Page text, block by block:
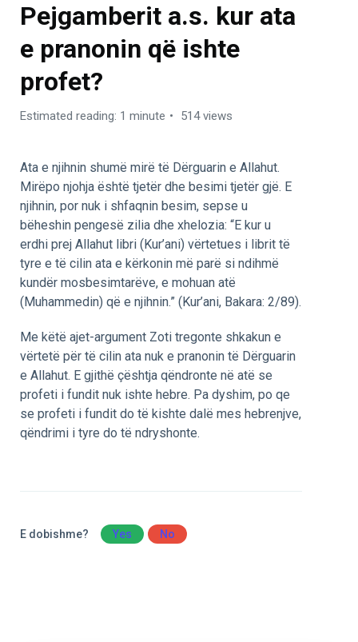
Pejgamberit a.s. kur ata
e pranonin që ishte
profet?
Estimated reading: 1 minute 514 views
Ata e njihnin shumë mirë të Dërguarin e Allahut.
Mirëpo njohja është tjetër dhe besimi tjetër gjë. E
njihnin, por nuk i shfaqnin besim, sepse u
bëheshin pengesë zilia dhe xhelozia: “E kur u
erdhi prej Allahut libri (Kur’ani) vërtetues i librit të
tyre e të cilin ata e kërkonin më parë si ndihmë
kundër mosbesimtarëve, e mohuan atë
(Muhammedin) që e njihnin.” (Kur’ani, Bakara: 2/89).
Me këtë ajet-argument Zoti tregonte shkakun e
vërtetë për të cilin ata nuk e pranonin të Dërguarin
e Allahut. E gjithë çështja qëndronte në atë se
profeti i fundit nuk ishte hebre. Pa dyshim, po qe
se profeti i fundit do të kishte dalë mes hebrenjve,
qëndrimi i tyre do të ndryshonte.
E dobishme? Yes No